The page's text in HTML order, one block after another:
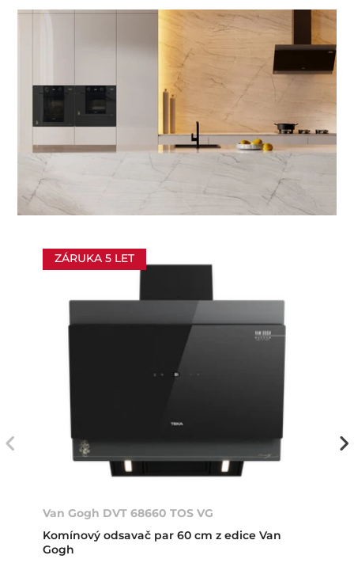
ZÁRUKA 5 LET
Van Gogh DVT 68660 TOS VG
Komínový odsavač par 60 cm z edice Van
Gogh